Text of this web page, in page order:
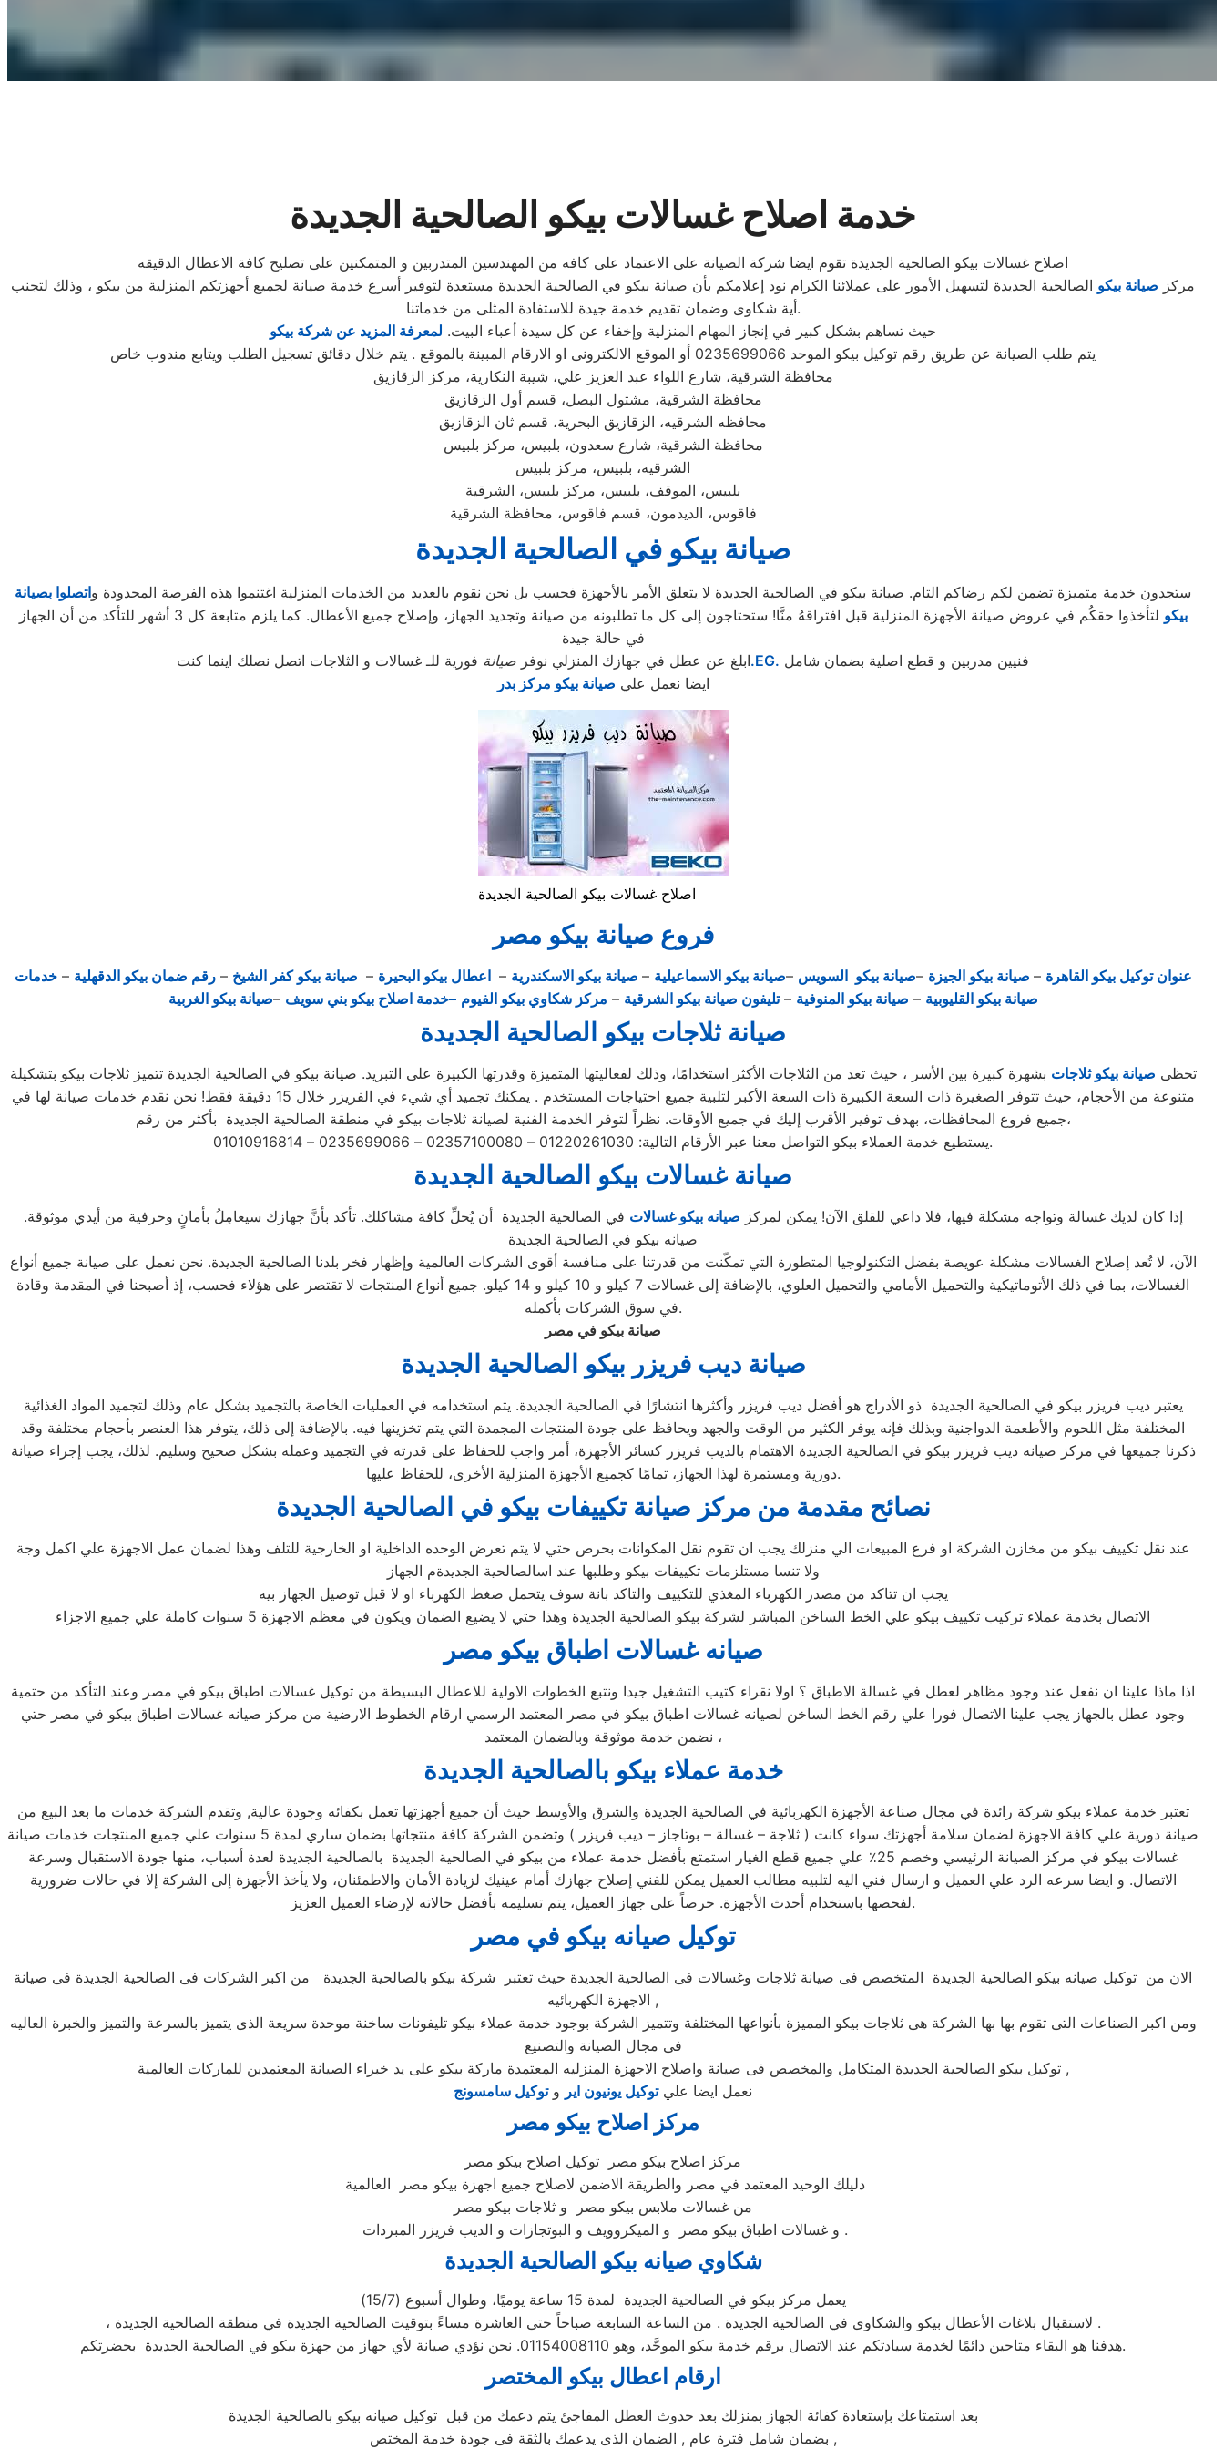
خدمة اصلاح غسالات بيكو الصالحية الجديدة
اصلاح غسالات بيكو الصالحية الجديدة تقوم ايضا شركة الصيانة على الاعتماد على كافه من المهندسين المتدربين و المتمكنين على تصليح كافة الاعطال الدقيقه
مركز صيانة بيكو الصالحية الجديدة لتسهيل الأمور على عملائنا الكرام نود إعلامكم بأن صيانة بيكو في الصالحية الجديدة مستعدة لتوفير أسرع خدمة صيانة لجميع أجهزتكم المنزلية من بيكو ، وذلك لتجنب
أية شكاوى وضمان تقديم خدمة جيدة للاستفادة المثلى من خدماتنا.
حيث تساهم بشكل كبير في إنجاز المهام المنزلية وإخفاء عن كل سيدة أعباء البيت. لمعرفة المزيد عن شركة بيكو
يتم طلب الصيانة عن طريق رقم توكيل بيكو الموحد 0235699066 أو الموقع الالكترونى او الارقام المبينة بالموقع . يتم خلال دقائق تسجيل الطلب ويتابع مندوب خاص
محافظة الشرقية، شارع اللواء عبد العزيز علي، شيبة النكارية، مركز الزقازيق
محافظة الشرقية، مشتول البصل، قسم أول الزقازيق
محافظه الشرقيه، الزقازيق البحرية، قسم ثان الزقازيق
محافظة الشرقية، شارع سعدون، بلبيس، مركز بلبيس
الشرقيه، بلبيس، مركز بلبيس
بلبيس، الموقف، بلبيس، مركز بلبيس، الشرقية
فاقوس، الديدمون، قسم فاقوس، محافظة الشرقية
صيانة بيكو في الصالحية الجديدة
ستجدون خدمة متميزة تضمن لكم رضاكم التام. صيانة بيكو في الصالحية الجديدة لا يتعلق الأمر بالأجهزة فحسب بل نحن نقوم بالعديد من الخدمات المنزلية اغتنموا هذه الفرصة المحدودة واتصلوا بصيانة
بيكو
لتأخذوا حقكُم في عروض صيانة الأجهزة المنزلية قبل افتراقهُ منَّا! ستحتاجون إلى كل ما تطلبونه من صيانة وتجديد الجهاز، وإصلاح جميع الأعطال. كما يلزم متابعة كل 3 أشهر للتأكد من أن الجهاز
في حالة جيدة
ابلغ عن عطل في جهازك المنزلي نوفر صيانة فورية للـ غسالات و الثلاجات اتصل نصلك اينما كنت .EG. فنيين مدربين و قطع اصلية بضمان شامل
ايضا نعمل علي صيانة بيكو مركز بدر
اصلاح غسالات بيكو الصالحية الجديدة
فروع صيانة بيكو مصر
عنوان توكيل بيكو القاهرة – صيانة بيكو الجيزة –صيانة بيكو السويس –صيانة بيكو الاسماعيلية – صيانة بيكو الاسكندرية – اعطال بيكو البحيرة – صيانة بيكو كفر الشيخ –رقم ضمان بيكو الدقهلية –خدمات
صيانة بيكو القليوبية – صيانة بيكو المنوفية –تليفون صيانة بيكو الشرقية – مركز شكاوي بيكو الفيوم –خدمة اصلاح بيكو بني سويف –صيانة بيكو الغربية
صيانة ثلاجات بيكو الصالحية الجديدة
تحظى صيانة بيكو ثلاجات بشهرة كبيرة بين الأسر ، حيث تعد من الثلاجات الأكثر استخدامًا، وذلك لفعاليتها المتميزة وقدرتها الكبيرة على التبريد. صيانة بيكو في الصالحية الجديدة تتميز ثلاجات بيكو بتشكيلة
متنوعة من الأحجام، حيث تتوفر الصغيرة ذات السعة الكبيرة ذات السعة الأكبر لتلبية جميع احتياجات المستخدم . يمكنك تجميد أي شيء في الفريزر خلال 15 دقيقة فقط! نحن نقدم خدمات صيانة لها في
جميع فروع المحافظات، بهدف توفير الأقرب إليك في جميع الأوقات. نظراً لتوفر الخدمة الفنية لصيانة ثلاجات بيكو في منطقة الصالحية الجديدة بأكثر من رقم،
يستطيع خدمة العملاء بيكو التواصل معنا عبر الأرقام التالية: 01220261030 – 02357100080 – 0235699066 – 01010916814.
صيانة غسالات بيكو الصالحية الجديدة
إذا كان لديك غسالة وتواجه مشكلة فيها، فلا داعي للقلق الآن! يمكن لمركز صيانه بيكو غسالات في الصالحية الجديدة أن يُحلِّ كافة مشاكلك. تأكد بأنَّ جهازك سيعامِلُ بأمانٍ وحرفية من أيدي موثوقة.
صيانه بيكو في الصالحية الجديدة
الآن، لا تُعد إصلاح الغسالات مشكلة عويصة بفضل التكنولوجيا المتطورة التي تمكّنت من قدرتنا على منافسة أقوى الشركات العالمية وإظهار فخر بلدنا الصالحية الجديدة. نحن نعمل على صيانة جميع أنواع
الغسالات، بما في ذلك الأتوماتيكية والتحميل الأمامي والتحميل العلوي، بالإضافة إلى غسالات 7 كيلو و 10 كيلو و 14 كيلو. جميع أنواع المنتجات لا تقتصر على هؤلاء فحسب، إذ أصبحنا في المقدمة وقادة
في سوق الشركات بأكمله.
صيانة بيكو في مصر
صيانة ديب فريزر بيكو الصالحية الجديدة
يعتبر ديب فريزر بيكو في الصالحية الجديدة ذو الأدراج هو أفضل ديب فريزر وأكثرها انتشارًا في الصالحية الجديدة. يتم استخدامه في العمليات الخاصة بالتجميد بشكل عام وذلك لتجميد المواد الغذائية
المختلفة مثل اللحوم والأطعمة الدواجنية وبذلك فإنه يوفر الكثير من الوقت والجهد ويحافظ على جودة المنتجات المجمدة التي يتم تخزينها فيه. بالإضافة إلى ذلك، يتوفر هذا العنصر بأحجام مختلفة وقد
ذكرنا جميعها في مركز صيانه ديب فريزر بيكو في الصالحية الجديدة الاهتمام بالديب فريزر كسائر الأجهزة، أمر واجب للحفاظ على قدرته في التجميد وعمله بشكل صحيح وسليم. لذلك، يجب إجراء صيانة
دورية ومستمرة لهذا الجهاز، تمامًا كجميع الأجهزة المنزلية الأخرى، للحفاظ عليها.
نصائح مقدمة من مركز صيانة تكييفات بيكو في الصالحية الجديدة
عند نقل تكييف بيكو من مخازن الشركة او فرع المبيعات الي منزلك يجب ان تقوم نقل المكوانات بحرص حتي لا يتم تعرض الوحده الداخلية او الخارجية للتلف وهذا لضمان عمل الاجهزة علي اكمل وجة
ولا تنسا مستلزمات تكييفات بيكو وطلبها عند اسالصالحية الجديدةم الجهاز
يجب ان تتاكد من مصدر الكهرباء المغذي للتكييف والتاكد بانة سوف يتحمل ضغط الكهرباء او لا قبل توصيل الجهاز بيه
الاتصال بخدمة عملاء تركيب تكييف بيكو علي الخط الساخن المباشر لشركة بيكو الصالحية الجديدة وهذا حتي لا يضيع الضمان ويكون في معظم الاجهزة 5 سنوات كاملة علي جميع الاجزاء
صيانه غسالات اطباق بيكو مصر
اذا ماذا علينا ان نفعل عند وجود مظاهر لعطل في غسالة الاطباق ؟ اولا نقراء كتيب التشغيل جيدا ونتبع الخطوات الاولية للاعطال البسيطة من توكيل غسالات اطباق بيكو في مصر وعند التأكد من حتمية
وجود عطل بالجهاز يجب علينا الاتصال فورا علي رقم الخط الساخن لصيانه غسالات اطباق بيكو في مصر المعتمد الرسمي ارقام الخطوط الارضية من مركز صيانه غسالات اطباق بيكو في مصر حتي
نضمن خدمة موثوقة وبالضمان المعتمد ،
خدمة عملاء بيكو بالصالحية الجديدة
تعتبر خدمة عملاء بيكو شركة رائدة في مجال صناعة الأجهزة الكهربائية في الصالحية الجديدة والشرق والأوسط حيث أن جميع أجهزتها تعمل بكفائه وجودة عالية, وتقدم الشركة خدمات ما بعد البيع من
صيانة دورية علي كافة الاجهزة لضمان سلامة أجهزتك سواء كانت ( ثلاجة – غسالة – بوتاجاز – ديب فريزر ) وتضمن الشركة كافة منتجاتها بضمان ساري لمدة 5 سنوات علي جميع المنتجات خدمات صيانة
غسالات بيكو في مركز الصيانة الرئيسي وخصم 25٪ علي جميع قطع الغيار استمتع بأفضل خدمة عملاء من بيكو في الصالحية الجديدة بالصالحية الجديدة لعدة أسباب، منها جودة الاستقبال وسرعة
الاتصال. و ايضا سرعه الرد علي العميل و ارسال فني اليه لتلبيه مطالب العميل يمكن للفني إصلاح جهازك أمام عينيك لزيادة الأمان والاطمئنان، ولا يأخذ الأجهزة إلى الشركة إلا في حالات ضرورية
لفحصها باستخدام أحدث الأجهزة. حرصاً على جهاز العميل، يتم تسليمه بأفضل حالاته لإرضاء العميل العزيز.
توكيل صيانه بيكو في مصر
الان من توكيل صيانه بيكو الصالحية الجديدة المتخصص فى صيانة ثلاجات وغسالات فى الصالحية الجديدة حيث تعتبر شركة بيكو بالصالحية الجديدة من اكبر الشركات فى الصالحية الجديدة فى صيانة
الاجهزة الكهربائيه ,
ومن اكبر الصناعات التى تقوم بها بها الشركة هى ثلاجات بيكو المميزة بأنواعها المختلفة وتتميز الشركة بوجود خدمة عملاء بيكو تليفونات ساخنة موحدة سريعة الذى يتميز بالسرعة والتميز والخبرة العاليه
فى مجال الصيانة والتصنيع
توكيل بيكو الصالحية الجديدة المتكامل والمخصص فى صيانة واصلاح الاجهزة المنزليه المعتمدة ماركة بيكو على يد خبراء الصيانة المعتمدين للماركات العالمية ,
نعمل ايضا عليتوكيل يونيون اير وتوكيل سامسونج
مركز اصلاح بيكو مصر
مركز اصلاح بيكو مصر توكيل اصلاح بيكو مصر
دليلك الوحيد المعتمد في مصر والطريقة الاضمن لاصلاح جميع اجهزة بيكو مصر العالمية
من غسالات ملابس بيكو مصر و ثلاجات بيكو مصر
و غسالات اطباق بيكو مصر و الميكروويف و البوتجازات و الديب فريزر المبردات .
شكاوي صيانه بيكو الصالحية الجديدة
يعمل مركز بيكو في الصالحية الجديدة لمدة 15 ساعة يوميًا، وطوال أسبوع (15/7)
، لاستقبال بلاغات الأعطال بيكو والشكاوى في الصالحية الجديدة . من الساعة السابعة صباحاً حتى العاشرة مساءً بتوقيت الصالحية الجديدة في منطقة الصالحية الجديدة .
هدفنا هو البقاء متاحين دائمًا لخدمة سيادتكم عند الاتصال برقم خدمة بيكو الموحَّد، وهو 01154008110. نحن نؤدي صيانة لأي جهاز من جهزة بيكو في الصالحية الجديدة بحضرتكم.
ارقام اعطال بيكو المختصر
بعد استمتاعك بإستعادة كفائة الجهاز بمنزلك بعد حدوث العطل المفاجئ يتم دعمك من قبل توكيل صيانه بيكو بالصالحية الجديدة
بضمان شامل فترة عام , الضمان الذى يدعمك بالثقة فى جودة خدمة المختص ,